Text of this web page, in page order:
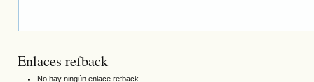
Enlaces refback
No hay ningún enlace refback.